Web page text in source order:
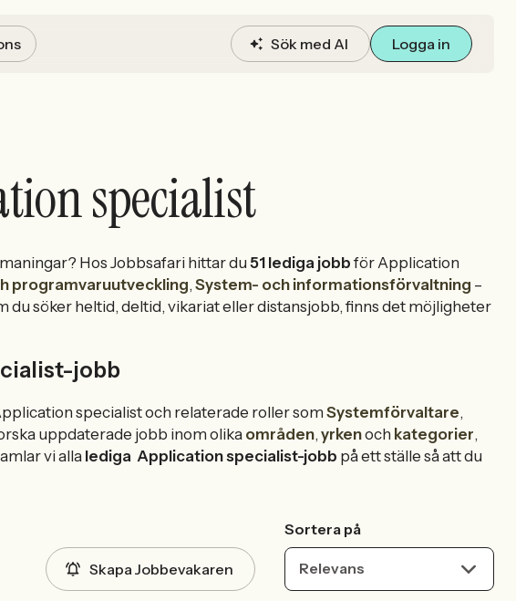
Sök med AI Logga in
specialist
Hos Jobbsafari hittar du51 lediga jobb för Application
programvaruutveckling,System- och informationsförvaltning –
du söker heltid, deltid, vikariat eller distansjobb, finns det möjligheter
jobb
specialist och relaterade roller som Systemförvaltare,
uppdaterade jobb inom olika områden,yrkenoch kategorier,
vi alla lediga Application specialist-jobb på ett ställe så att du
Skapa Jobbevakaren
Sortera på
Relevans